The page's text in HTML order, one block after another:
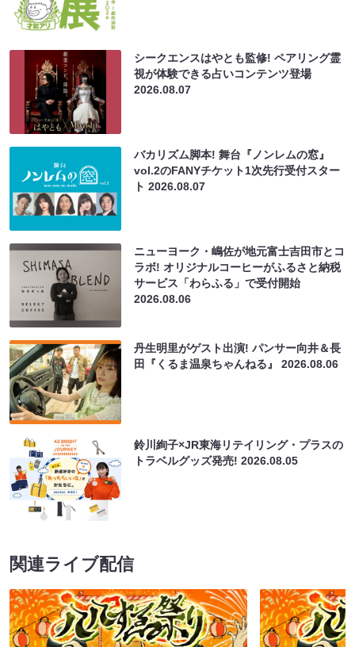
シークエンスはやとも監修! ペアリング霊
視が体験できる占いコンテンツ登場
2026.08.07
バカリズム脚本! 舞台『ノンレムの窓』
vol.2のFANYチケット1次先行受付スター
ト2026.08.07
ニューヨーク・嶋佐が地元富士吉田市とコ
ラボ! オリジナルコーヒーがふるさと納税
サービス「わらふる」で受付開始
2026.08.06
丹生明里がゲスト出演! パンサー向井＆長
田『くるま温泉ちゃんねる』2026.08.06
鈴川絢子×JR東海リテイリング・プラスの
トラベルグッズ発売!2026.08.05
関連ライブ配信